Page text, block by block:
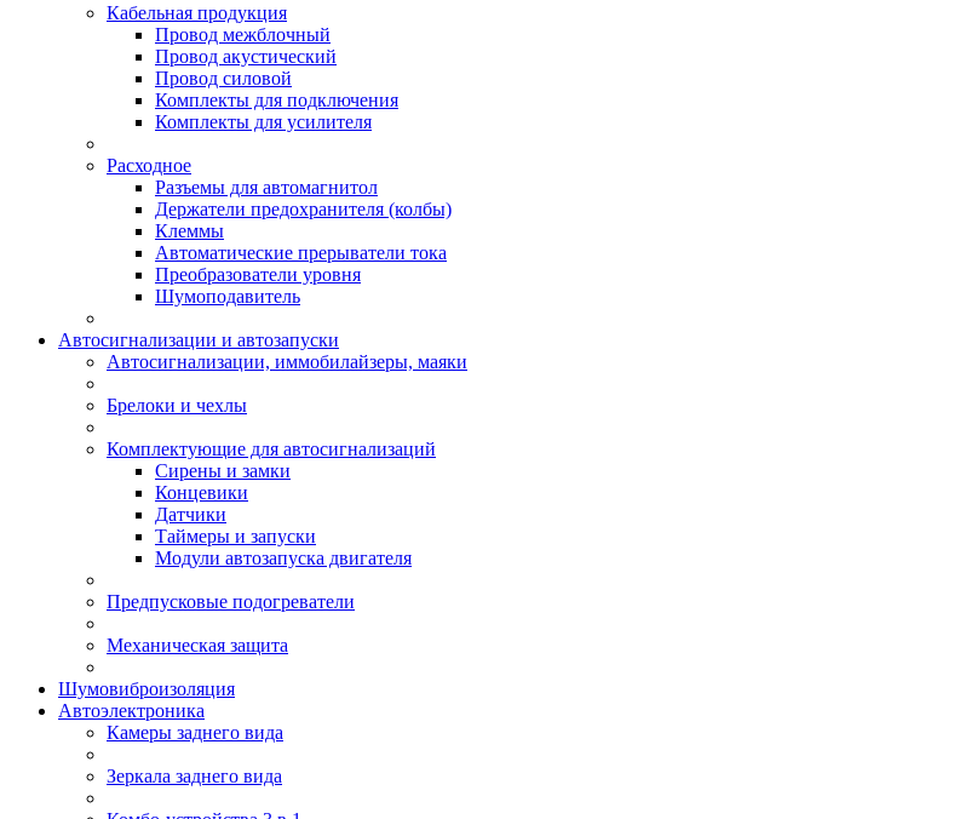
Кабельная продукция
Провод межблочный
Провод акустический
Провод силовой
Комплекты для подключения
Комплекты для усилителя
Расходное
Разъемы для автомагнитол
Держатели предохранителя (колбы)
Клеммы
Автоматические прерыватели тока
Преобразователи уровня
Шумоподавитель
Автосигнализации и автозапуски
Автосигнализации, иммобилайзеры, маяки
Брелоки и чехлы
Комплектующие для автосигнализаций
Сирены и замки
Концевики
Датчики
Таймеры и запуски
Модули автозапуска двигателя
Предпусковые подогреватели
Механическая защита
Шумовиброизоляция
Автоэлектроника
Камеры заднего вида
Зеркала заднего вида